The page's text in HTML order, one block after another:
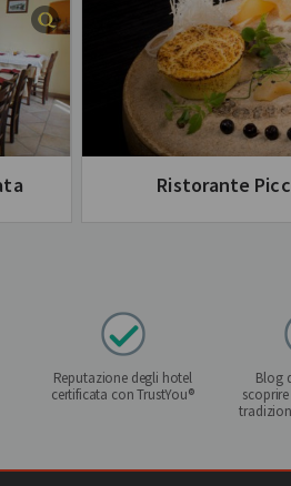
Ristorante
Reputazione degli hotel
certificata con TrustYou®
Blog